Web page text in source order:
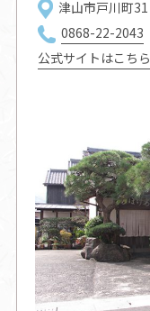
津山市戸川町31
0868-22-2043
公式サイトはこちら